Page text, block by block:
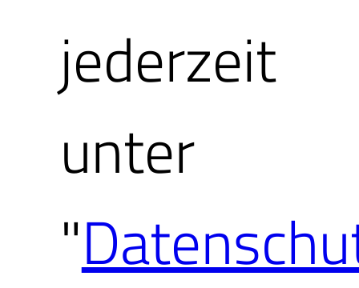
jederzeit
unter
"